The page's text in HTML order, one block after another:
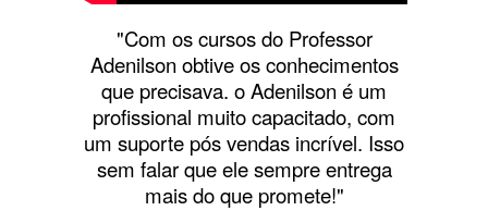
"Com os cursos do Professor
Adenilson obtive os conhecimentos
que precisava. o Adenilson é um
profissional muito capacitado, com
um suporte pós vendas incrível. Isso
sem falar que ele sempre entrega
mais do que promete!"